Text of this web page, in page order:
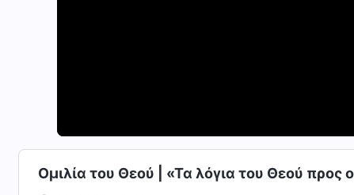
Ομιλία του Θεού | «Τα λόγια του Θεού